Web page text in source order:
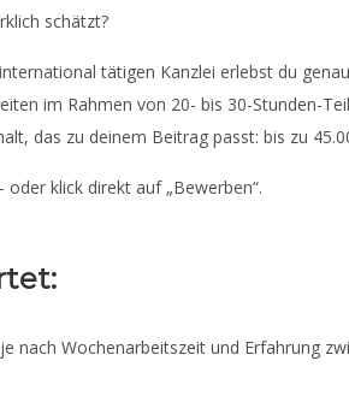
schätzt?
tätigen Kanzlei erlebst du
im Rahmen von 20- bis 30-Stunden-
das zu deinem Beitrag passt: bis zu
klick direkt auf „Bewerben“.
nach Wochenarbeitszeit und Erfahrung